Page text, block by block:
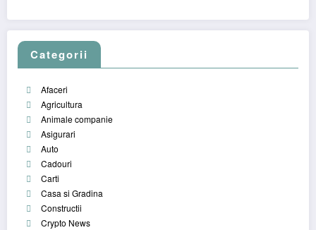
Categorii
Afaceri
Agricultura
Animale companie
Asigurari
Auto
Cadouri
Carti
Casa si Gradina
Constructii
Crypto News